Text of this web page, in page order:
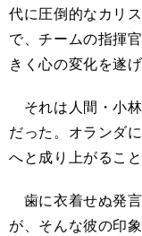
代に圧倒的なカリ
で、チームの指揮
きく心の変化を遂げ
それは人間・小
だった。オランダ
へと成り上がるこ
歯に衣着せぬ発
が、そんな彼の印